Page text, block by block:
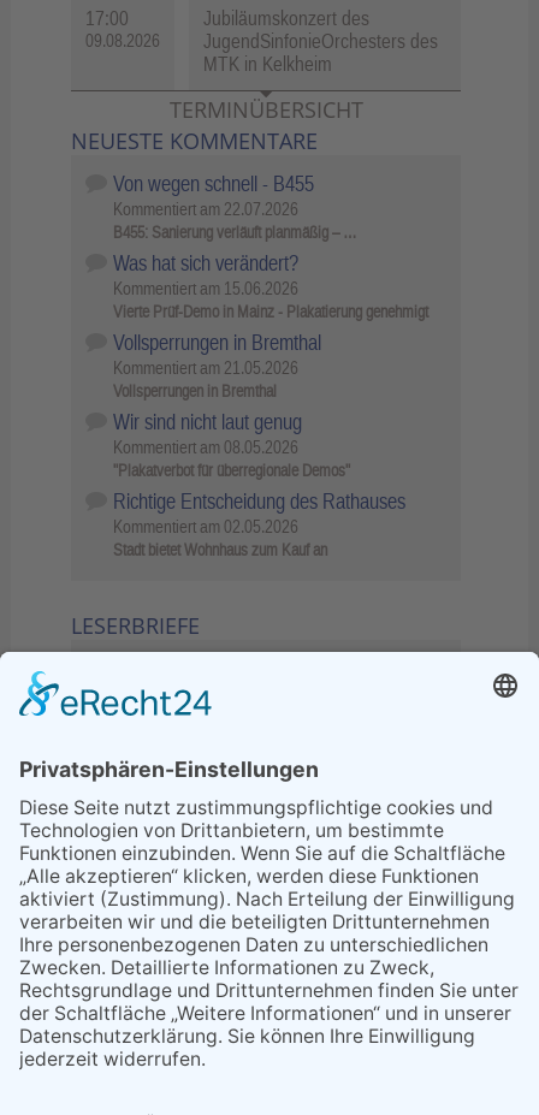
17:00
09.08.2026
Jubiläumskonzert des
JugendSinfonieOrchesters des
MTK in Kelkheim
TERMINÜBERSICHT
NEUESTE KOMMENTARE
Von wegen schnell - B455
Kommentiert am 22.07.2026
B455: Sanierung verläuft planmäßig – …
Was hat sich verändert?
Kommentiert am 15.06.2026
Vierte Prüf-Demo in Mainz - Plakatierung genehmigt
Vollsperrungen in Bremthal
Kommentiert am 21.05.2026
Vollsperrungen in Bremthal
Wir sind nicht laut genug
Kommentiert am 08.05.2026
"Plakatverbot für überregionale Demos"
Richtige Entscheidung des Rathauses
Kommentiert am 02.05.2026
Stadt bietet Wohnhaus zum Kauf an
LESERBRIEFE
Sperrung B455: Kleiner
Grenzverkehr statt weite Wege
21.04.2026
Wenn Bahn-Computer nicht
miteinander kommunizieren
11.03.2026
"Plakatverbot für überregionale
Demos"
04.02.2026
Gelbe Tonne – Ein kleiner Blick
über den Tellerand
04.02.2026
Plastikersparnis durch Nutzung
von Gelber Tonne statt Säcken